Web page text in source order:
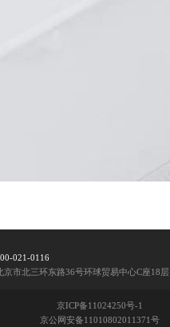
021-0116
京市北三环东路36号环球贸易中心C座18层
京ICP备11024250号-1
京公网安备11010802011371号